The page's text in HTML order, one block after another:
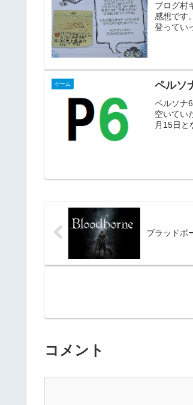
ブログ村
感想です
登ってい
ゲーム ペルソ
ペルソナ
空いてい
月15日と
ブラッドボ
コメント